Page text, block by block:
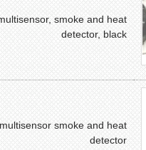
smoke and heat
detector, black
smoke and heat
detector